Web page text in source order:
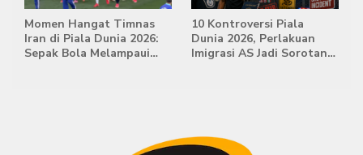
Momen Hangat Timnas
Iran di Piala Dunia 2026:
Sepak Bola Melampaui
10 Kontroversi Piala
Dunia 2026, Perlakuan
Imigrasi AS Jadi Sorotan